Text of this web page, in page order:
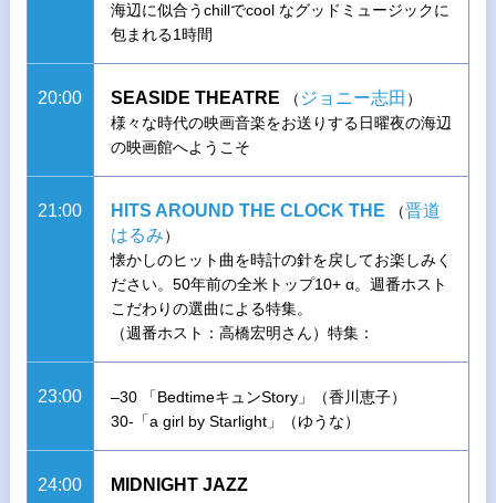
海辺に似合うchillでcool なグッドミュージックに
包まれる1時間
20:00 SEASIDE THEATRE （ ジョニー志田 ）
様々な時代の映画音楽をお送りする日曜夜の海辺
の映画館へようこそ
21:00 HITS AROUND THE CLOCK THE （晋道
はるみ）
懐かしのヒット曲を時計の針を戻してお楽しみく
ださい。50年前の全米トップ10+ α。週番ホスト
こだわりの選曲による特集。
（週番ホスト：高橋宏明さん）特集：
23:00
–30 「BedtimeキュンStory」（香川恵子）
30-「a girl by Starlight」（ゆうな）
24:00 MIDNIGHT JAZZ